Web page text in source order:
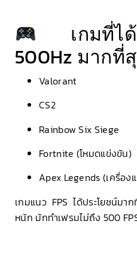
เกมที่ได้
500Hz มากที่
Valorant
CS2
Rainbow Six Siege
Fortnite (โหมดแข่งขัน)
Apex Legends (เครื่อง
เกมแนว FPS ได้ประโยชน์ม
หนัก มักทำเฟรมไม่ถึง 500